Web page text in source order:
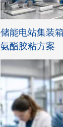
储能电站集装
氨酯胶粘方案